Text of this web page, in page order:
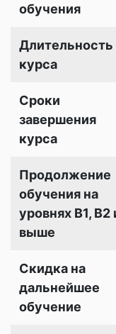
обучения
Длительность
курса
Сроки
завершения
курса
Продолжение
обучения на
уровнях B1, B2
выше
Скидка на
дальнейшее
обучение